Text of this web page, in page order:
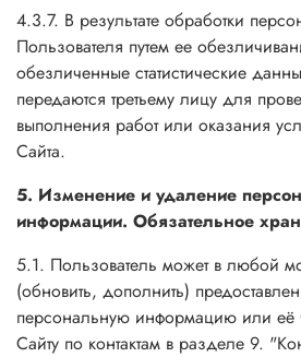
4.3.7. В результате обработки
Пользователя путем ее
обезличенные статистические
передаются третьему лицу для
выполнения работ или оказания
Сайта.
5. Изменение и удаление
информации. Обязательное
5.1. Пользователь может в любой
(обновить, дополнить)
персональную информацию или её
Сайту по контактам в разделе 9.